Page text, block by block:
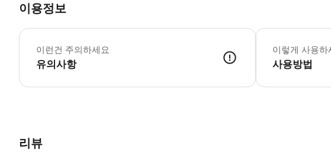
이용정보
이런건 주의하세요
유의사항
투어를 진행하려면
이렇게 사용하
사용방법
리뷰